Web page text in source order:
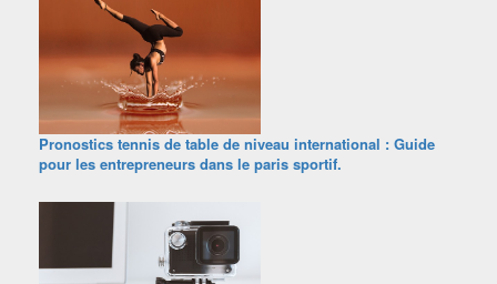
Pronostics tennis de table de niveau international : Guide
pour les entrepreneurs dans le paris sportif.